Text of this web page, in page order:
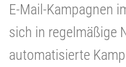
E-Mail-Kampagnen
sich in regelmäßige
automatisierte